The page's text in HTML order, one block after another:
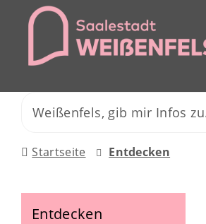
Startseite Entdecken
Entdecken